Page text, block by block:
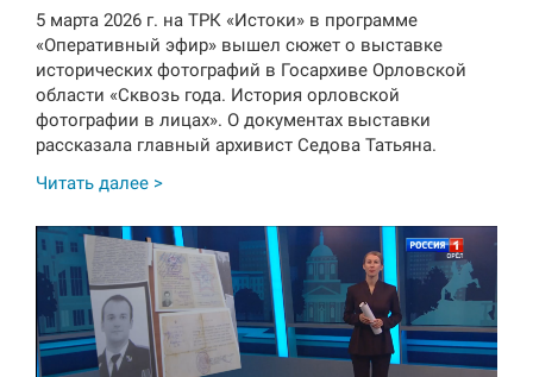
5 марта 2026 г. на ТРК «Истоки» в программе
«Оперативный эфир» вышел сюжет о выставке
исторических фотографий в Госархиве Орловской
области «Сквозь года. История орловской
фотографии в лицах». О документах выставки
рассказала главный архивист Седова Татьяна.
Читать далее >